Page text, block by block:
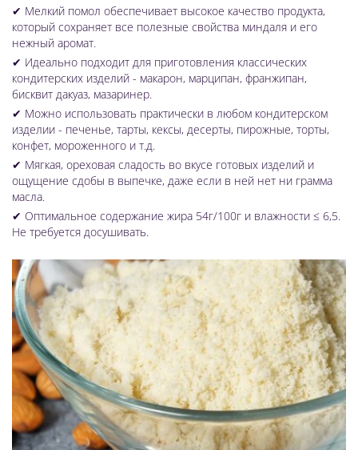
✔ Мелкий помол обеспечивает высокое качество продукта,
который сохраняет все полезные свойства миндаля и его
нежный аромат.
✔ Идеально подходит для приготовления классических
кондитерских изделий - макарон, марципан, франжипан,
бисквит дакуаз, мазаринер.
✔ Можно использовать практически в любом кондитерском
изделии - печенье, тарты, кексы, десерты, пирожные, торты,
конфет, мороженного и т.д.
✔ Мягкая, ореховая сладость во вкусе готовых изделий и
ощущение сдобы в выпечке, даже если в ней нет ни грамма
масла.
✔ Оптимальное содержание жира 54г/100г и влажности ≤ 6,5.
Не требуется досушивать.